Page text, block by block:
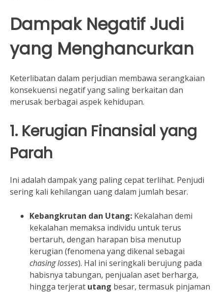
Dampak Negatif Judi
yang Menghancurkan
Keterlibatan dalam perjudian membawa serangkaian
konsekuensi negatif yang saling berkaitan dan
merusak berbagai aspek kehidupan.
1. Kerugian Finansial yang
Parah
Ini adalah dampak yang paling cepat terlihat. Penjudi
sering kali kehilangan uang dalam jumlah besar.
Kebangkrutan dan Utang: Kekalahan demi
kekalahan memaksa individu untuk terus
bertaruh, dengan harapan bisa menutup
kerugian (fenomena yang dikenal sebagai
chasing losses). Hal ini seringkali berujung pada
habisnya tabungan, penjualan aset berharga,
hingga terjerat utang besar, termasuk pinjaman